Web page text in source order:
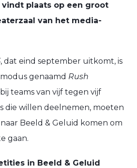
vindt plaats op een groot
van het media-
, dat eind september uitkomt, is
genaamd Rush
teams van vijf tegen vijf
die willen deelnemen, moeten
Beeld & Geluid komen om
gaan.
in Beeld & Geluid